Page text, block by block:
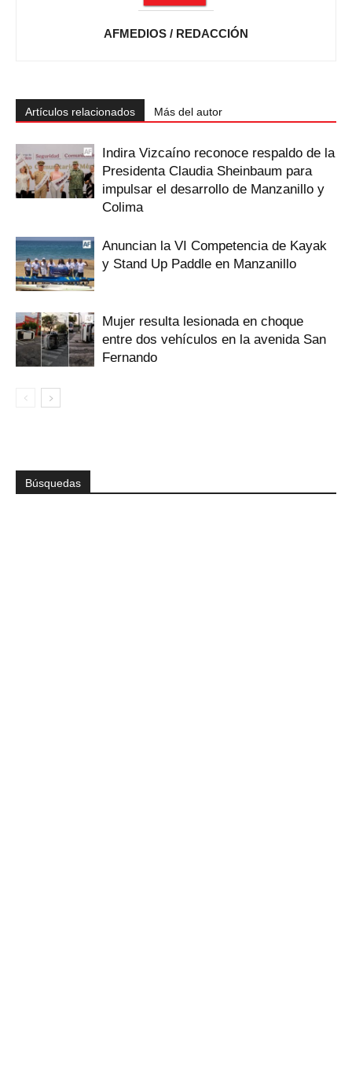
AFMEDIOS / REDACCIÓN
Artículos relacionados Más del autor
Indira Vizcaíno reconoce respaldo de la
Presidenta Claudia Sheinbaum para
impulsar el desarrollo de Manzanillo y
Colima
Anuncian la VI Competencia de Kayak
y Stand Up Paddle en Manzanillo
Mujer resulta lesionada en choque
entre dos vehículos en la avenida San
Fernando
Búsquedas